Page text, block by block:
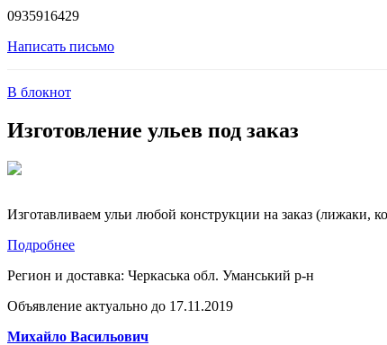
0935916429
Написать письмо
В блокнот
Изготовление ульев под заказ
Изготавливаем ульи любой конструкции на заказ
Подробнее
Регион и доставка: Черкаська обл. Уманський р-н
Объявление актуально до 17.11.2019
Михайло Васильович